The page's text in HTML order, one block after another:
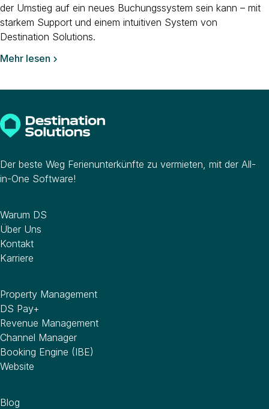
der Umstieg auf ein neues Buchungssystem sein kann – mit
starkem Support und einem intuitiven System von
Destination Solutions.
Mehr lesen 
Der beste Weg Ferienunterkünfte zu vermieten, mit der All-
in-One Software!
Warum DS
Über Uns
Kontakt
Karriere
Property Management
DS Pay+
Revenue Management
Channel Manager
Booking Engine (IBE)
Website
Blog